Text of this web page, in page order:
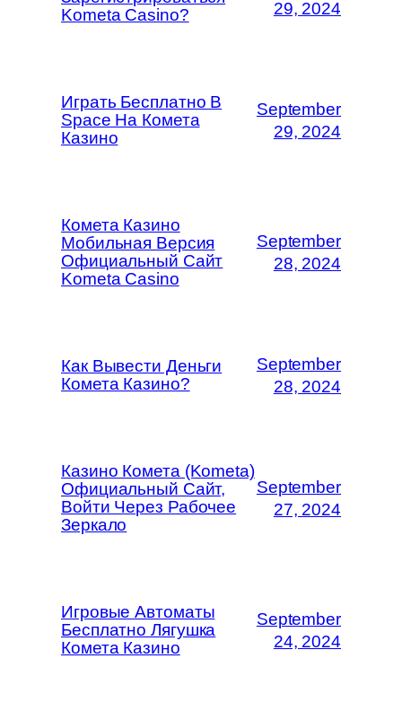
Kometa Casino?
29, 2024
Играть Бесплатно В
Space На Комета
Казино
September
29, 2024
Комета Казино
Мобильная Версия
Официальный Сайт
Kometa Casino
September
28, 2024
Как Вывести Деньги
Комета Казино?
September
28, 2024
Казино Комета (Kometa)
Официальный Сайт,
Войти Через Рабочее
Зеркало
September
27, 2024
Игровые Автоматы
Бесплатно Лягушка
Комета Казино
September
24, 2024